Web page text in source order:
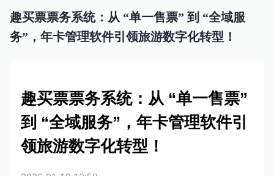
趣买票票务系统：从 “单一售票” 到 “全域服
务”，年卡管理软件引领旅游数字化转型！
趣买票票务系统：从 “单一售票”
到 “全域服务”，年卡管理软件引
领旅游数字化转型！